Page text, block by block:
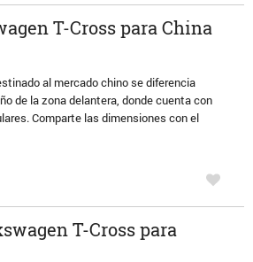
T-Cross para China
al mercado chino se diferencia
de la zona delantera, donde cuenta con
Comparte las dimensiones con el
T-Cross para